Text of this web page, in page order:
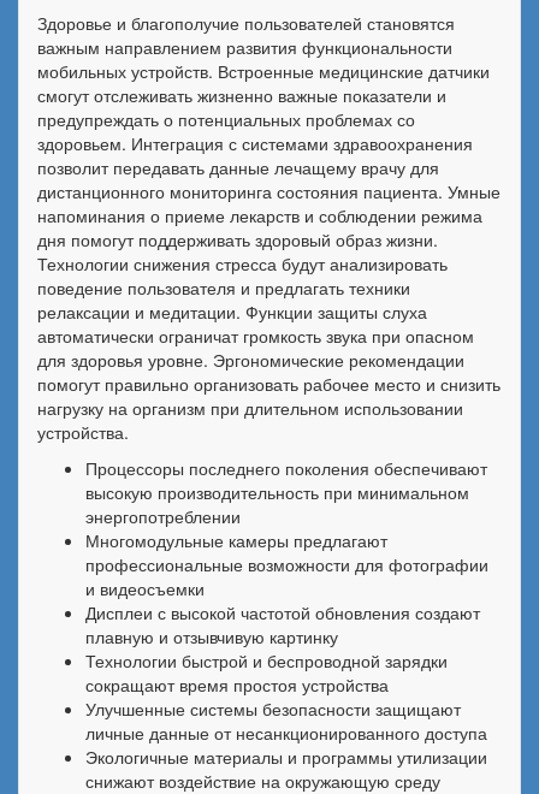
Здоровье и благополучие пользователей становятся
важным направлением развития функциональности
мобильных устройств. Встроенные медицинские датчики
смогут отслеживать жизненно важные показатели и
предупреждать о потенциальных проблемах со
здоровьем. Интеграция с системами здравоохранения
позволит передавать данные лечащему врачу для
дистанционного мониторинга состояния пациента. Умные
напоминания о приеме лекарств и соблюдении режима
дня помогут поддерживать здоровый образ жизни.
Технологии снижения стресса будут анализировать
поведение пользователя и предлагать техники
релаксации и медитации. Функции защиты слуха
автоматически ограничат громкость звука при опасном
для здоровья уровне. Эргономические рекомендации
помогут правильно организовать рабочее место и снизить
нагрузку на организм при длительном использовании
устройства.
Процессоры последнего поколения обеспечивают
высокую производительность при минимальном
энергопотреблении
Многомодульные камеры предлагают
профессиональные возможности для фотографии
и видеосъемки
Дисплеи с высокой частотой обновления создают
плавную и отзывчивую картинку
Технологии быстрой и беспроводной зарядки
сокращают время простоя устройства
Улучшенные системы безопасности защищают
личные данные от несанкционированного доступа
Экологичные материалы и программы утилизации
снижают воздействие на окружающую среду